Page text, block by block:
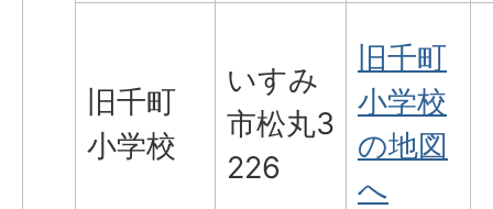
旧千町
小学校
いすみ
市松丸3
226
旧千町
小学校
の地図
へ